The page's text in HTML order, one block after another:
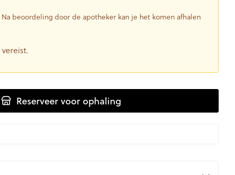
beoordeling door de apotheker kan je het komen afhalen
Reserveervoor ophaling